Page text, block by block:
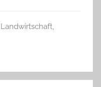
Landwirtschaft,